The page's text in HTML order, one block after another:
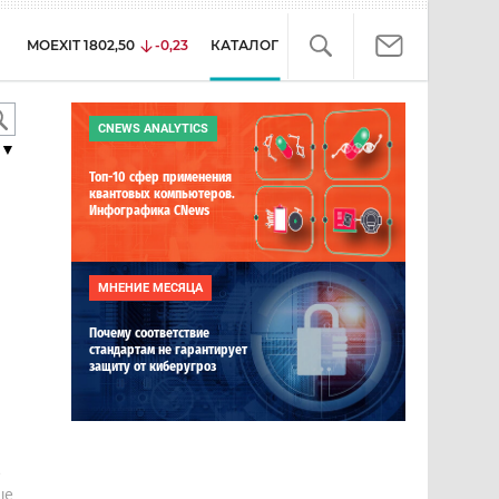
MOEXIT 1802,50 -0,23 КАТАЛОГ
CNEWS ANALYTICS
Топ-10 сфер применения
квантовых компьютеров.
Инфографика CNews
МНЕНИЕ МЕСЯЦА
Почему соответствие
стандартам не гарантирует
защиту от киберугроз